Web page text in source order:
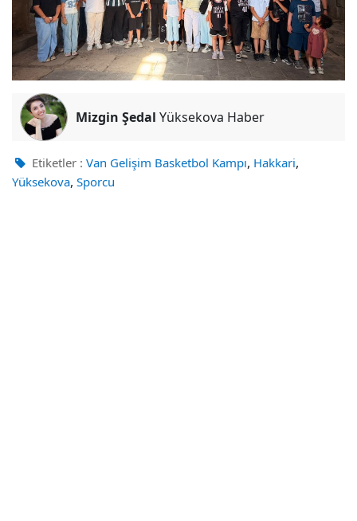
Mizgin Şedal Yüksekova Haber
Etiketler : Van Gelişim Basketbol Kampı, Hakkari,
Yüksekova, Sporcu